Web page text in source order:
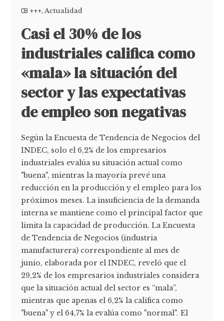
+++,Actualidad
Casi el 30% de los
industriales califica como
«mala» la situación del
sector y las expectativas
de empleo son negativas
Según la Encuesta de Tendencia de Negocios del
INDEC, solo el 6,2% de los empresarios
industriales evalúa su situación actual como
"buena", mientras la mayoría prevé una
reducción en la producción y el empleo para los
próximos meses. La insuficiencia de la demanda
interna se mantiene como el principal factor que
limita la capacidad de producción. La Encuesta
de Tendencia de Negocios (industria
manufacturera) correspondiente al mes de
junio, elaborada por el INDEC, reveló que el
29,2% de los empresarios industriales considera
que la situación actual del sector es “mala”,
mientras que apenas el 6,2% la califica como
"buena" y el 64,7% la evalúa como "normal". El